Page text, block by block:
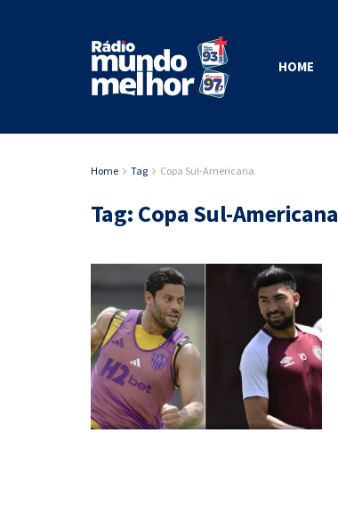
HOME
Home Tag Copa Sul-Americana
Tag: Copa Sul-Americana